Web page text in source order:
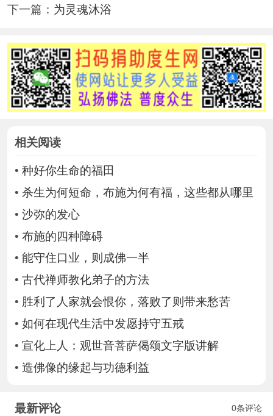
下一篇： 为灵魂沐浴
相关阅读
• 种好你生命的福田
• 杀生为何短命，布施为何有福，这些都从哪里
• 沙弥的发心
• 布施的四种障碍
• 能守住口业，则成佛一半
• 古代禅师教化弟子的方法
• 胜利了人家就会恨你，落败了则带来愁苦
• 如何在现代生活中发愿持守五戒
• 宣化上人：观世音菩萨偈颂文字版讲解
• 造佛像的缘起与功德利益
0条评论
最新评论